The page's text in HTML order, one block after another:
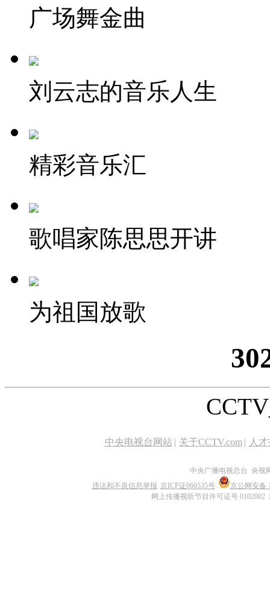
广场舞金曲
刘云志的音乐人生
精彩音乐汇
歌唱家陈思思开讲
为祖国放歌
中央电视台网站 | 关于CCTV.com | 人
中央广播电视总台 央视
违法和不良信息举报 京ICP证060535号
京公网安备
网上传播视听节目许可证号 0102002